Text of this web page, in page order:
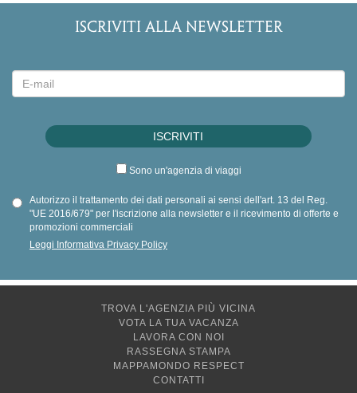
ISCRIVITI ALLA NEWSLETTER
Sono un'agenzia di viaggi
Autorizzo il trattamento dei dati personali ai sensi dell'art. 13 del Reg.
"UE 2016/679" per l'iscrizione alla newsletter e il ricevimento di offerte e
promozioni commerciali
Leggi Informativa Privacy Policy
TROVA L'AGENZIA PIÙ VICINA
VOTA LA TUA VACANZA
LAVORA CON NOI
RASSEGNA STAMPA
MAPPAMONDO RESPECT
CONTATTI